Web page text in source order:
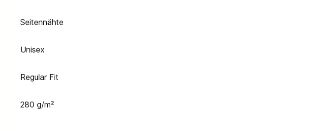
Seitennähte
Unisex
Regular Fit
280 g/m²